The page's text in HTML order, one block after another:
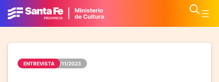
ENTREVISTA 12/11/2023